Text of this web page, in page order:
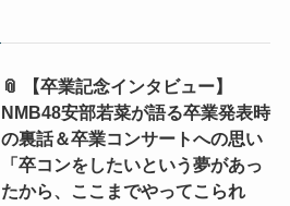
📎 【卒業記念インタビュー】
NMB48安部若菜が語る卒業発表時
の裏話＆卒業コンサートへの思い
「卒コンをしたいという夢があっ
たから、ここまでやってこられ